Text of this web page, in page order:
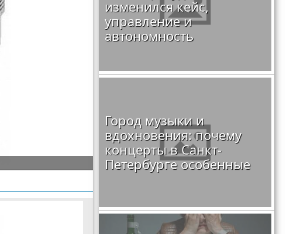
изменился кейс,
управление и
автономность
Город музыки и
вдохновения: почему
концерты в Санкт-
Петербурге особенные